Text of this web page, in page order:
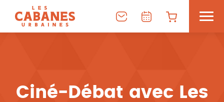
Ciné-Débat avec Les